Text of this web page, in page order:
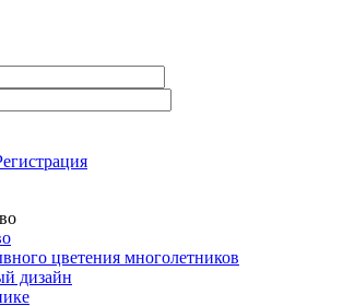
цветения многолетников
дизайн